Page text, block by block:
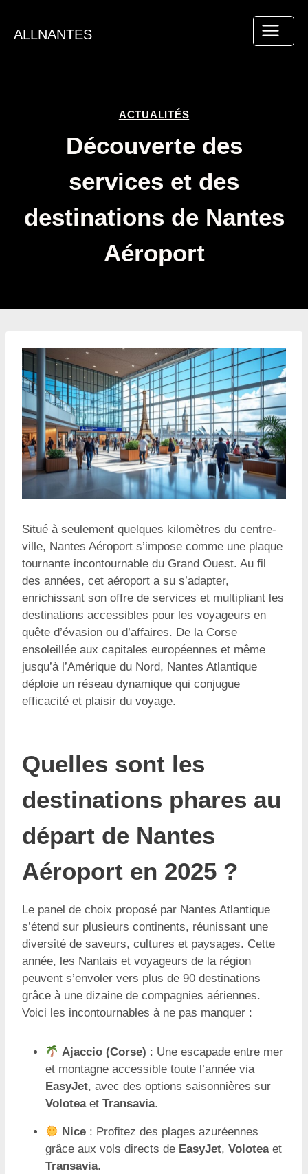
contenu
ALLNANTES
ACTUALITÉS
Découverte des
services et des
destinations de Nantes
Aéroport
Situé à seulement quelques kilomètres du centre-
ville, Nantes Aéroport s’impose comme une plaque
tournante incontournable du Grand Ouest. Au fil
des années, cet aéroport a su s’adapter,
enrichissant son offre de services et multipliant les
destinations accessibles pour les voyageurs en
quête d’évasion ou d’affaires. De la Corse
ensoleillée aux capitales européennes et même
jusqu’à l’Amérique du Nord, Nantes Atlantique
déploie un réseau dynamique qui conjugue
efficacité et plaisir du voyage.
Quelles sont les
destinations phares au
départ de Nantes
Aéroport en 2025 ?
Le panel de choix proposé par Nantes Atlantique
s’étend sur plusieurs continents, réunissant une
diversité de saveurs, cultures et paysages. Cette
année, les Nantais et voyageurs de la région
peuvent s’envoler vers plus de 90 destinations
grâce à une dizaine de compagnies aériennes.
Voici les incontournables à ne pas manquer :
Ajaccio (Corse) : Une escapade entre mer
et montagne accessible toute l’année via
EasyJet, avec des options saisonnières sur
Voloteaet Transavia.
Nice : Profitez des plages azuréennes
grâce aux vols directs de EasyJet, Voloteaet
Transavia.